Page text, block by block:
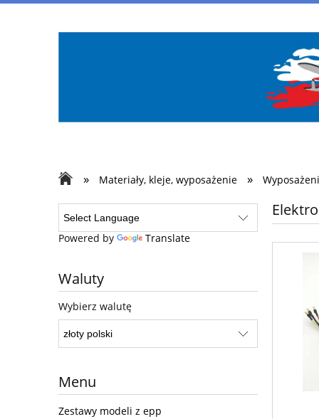
» Materiały, kleje, wyposażenie »
Powered by Translate
Waluty
Wybierz walutę
Menu
Zestawy modeli z epp